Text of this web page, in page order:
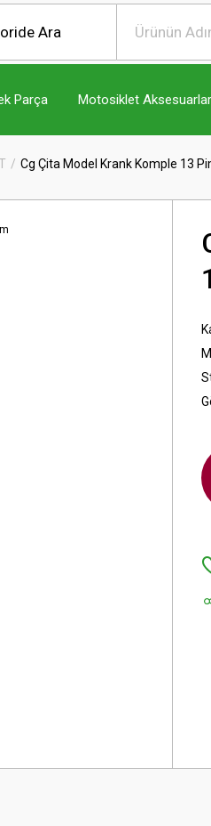
Parça Motosiklet
Cg Çita Model Krank Komple 13